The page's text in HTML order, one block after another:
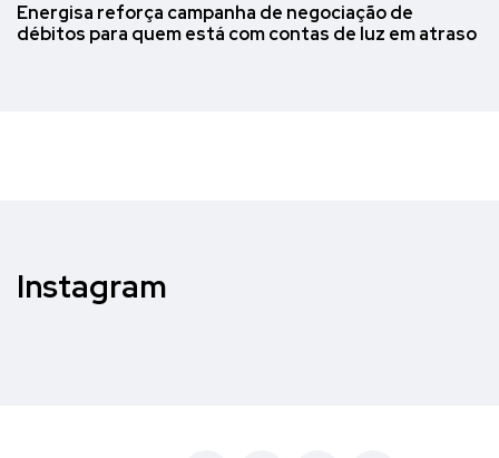
Energisa reforça campanha de negociação de
débitos para quem está com contas de luz em atraso
Instagram